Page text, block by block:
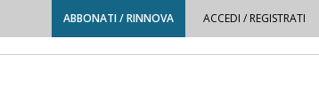
ABBONATI / RINNOVA ACCEDI / REGISTRATI